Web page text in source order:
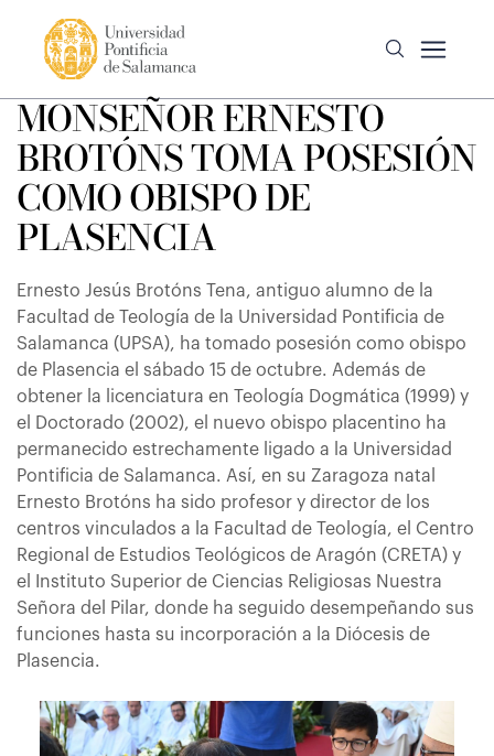
MONSEÑOR ERNESTO
BROTÓNS TOMA POSESIÓN
COMO OBISPO DE
PLASENCIA
Ernesto Jesús Brotóns Tena, antiguo alumno de la
Facultad de Teología de la Universidad Pontificia de
Salamanca (UPSA), ha tomado posesión como obispo
de Plasencia el sábado 15 de octubre. Además de
obtener la licenciatura en Teología Dogmática (1999) y
el Doctorado (2002), el nuevo obispo placentino ha
permanecido estrechamente ligado a la Universidad
Pontificia de Salamanca. Así, en su Zaragoza natal
Ernesto Brotóns ha sido profesor y director de los
centros vinculados a la Facultad de Teología, el Centro
Regional de Estudios Teológicos de Aragón (CRETA) y
el Instituto Superior de Ciencias Religiosas Nuestra
Señora del Pilar, donde ha seguido desempeñando sus
funciones hasta su incorporación a la Diócesis de
Plasencia.